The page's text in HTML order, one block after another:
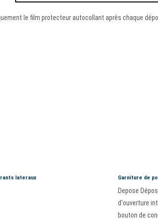
le film protecteur autocollant après chaque
lateraux Garniture de
Depose
d'ouverture
bouton de